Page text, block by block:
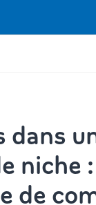
dans
niche
de